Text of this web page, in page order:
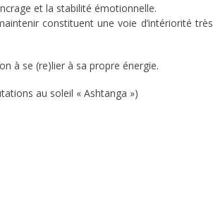
et la stabilité émotionnelle.
constituent une voie d’intériorité très
à se (re)lier à sa propre énergie.
au soleil « Ashtanga »)